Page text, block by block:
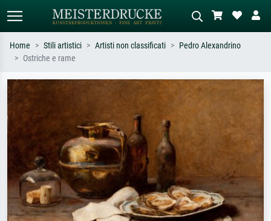
Cerca per artista, titolo o stile – es.
nudo.
Descrivi la scena – es. prato verde,
olio scuro, nudo in piedi vicino a un
albero.
Home Stili artistici Artisti non classificati
Pedro Alexandrino
Ostriche e rame